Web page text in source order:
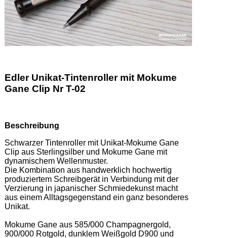
Edler Unikat-Tintenroller mit Mokume
Gane Clip Nr T-02
Beschreibung
Schwarzer Tintenroller mit Unikat-Mokume Gane
Clip aus Sterlingsilber und Mokume Gane mit
dynamischem Wellenmuster.
Die Kombination aus handwerklich hochwertig
produziertem Schreibgerät in Verbindung mit der
Verzierung in japanischer Schmiedekunst macht
aus einem Alltagsgegenstand ein ganz besonderes
Unikat.
Mokume Gane aus 585/000 Champagnergold,
900/000 Rotgold, dunklem Weißgold D900 und